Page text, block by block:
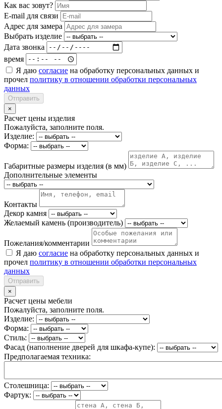
Как вас зовут?
E-mail для связи
Адрес для замера
Выбрать изделие
Дата звонка
время
Я даю согласие на обработку персональных данных и
прочел политику в отношении обработки персональных
данных
Отправить
×
Расчет цены изделия
Пожалуйста, заполните поля.
Изделие:
Форма:
Габаритные размеры изделия (в мм)
Дополнительные элементы
Контакты
Декор камня
Желаемый камень (производитель)
Пожелания/комментарии
Я даю согласие на обработку персональных данных и
прочел политику в отношении обработки персональных
данных
Отправить
×
Расчет цены мебели
Пожалуйста, заполните поля.
Изделие:
Форма:
Стиль:
Фасад (наполнение дверей для шкафа-купе):
Предполагаемая техника:
Столешница:
Фартук: